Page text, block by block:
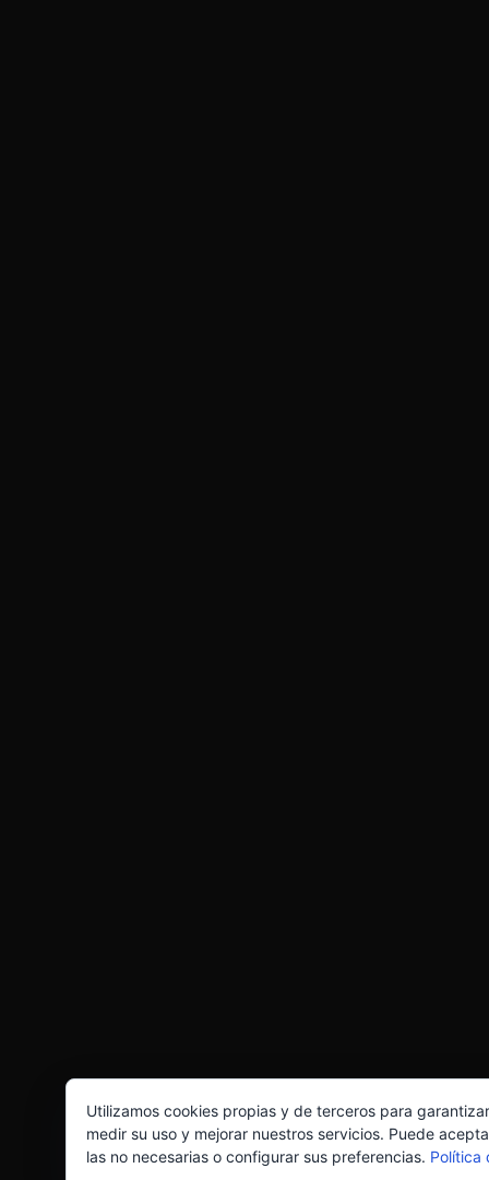
Utilizamos cookies propias y de terceros para
medir su uso y mejorar nuestros servicios. Puede
las no necesarias o configurar sus preferencias. Política